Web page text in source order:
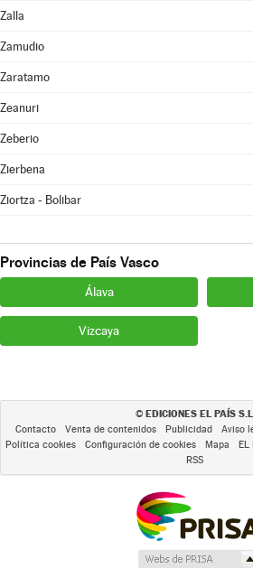
Zalla
Zamudio
Zaratamo
Zeanuri
Zeberio
Zierbena
Ziortza - Bolibar
Provincias de País Vasco
Álava
Vizcaya
© EDICIONES EL PAÍS
Contacto Venta de contenidos Publicidad Aviso
Política cookies
Configuración de cookies Mapa EL
RSS